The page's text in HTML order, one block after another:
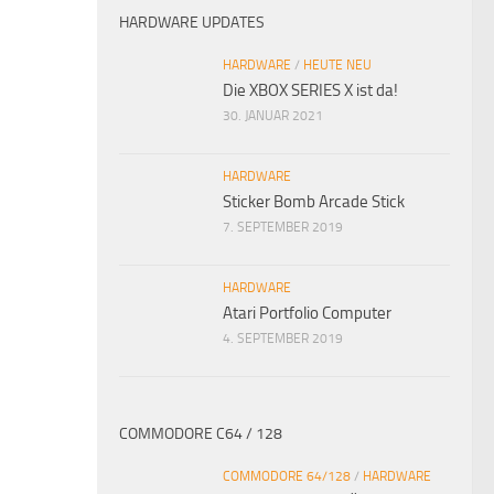
HARDWARE UPDATES
HARDWARE / HEUTE NEU
Die XBOX SERIES X ist da!
30. JANUAR 2021
HARDWARE
Sticker Bomb Arcade Stick
7. SEPTEMBER 2019
HARDWARE
Atari Portfolio Computer
4. SEPTEMBER 2019
COMMODORE C64 / 128
COMMODORE 64/128 / HARDWARE